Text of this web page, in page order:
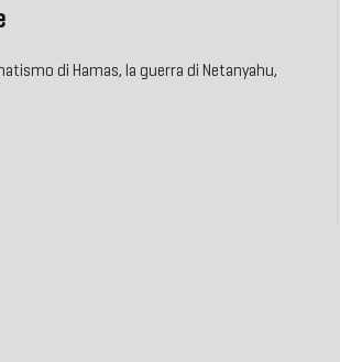
di Hamas, la guerra di Netanyahu,